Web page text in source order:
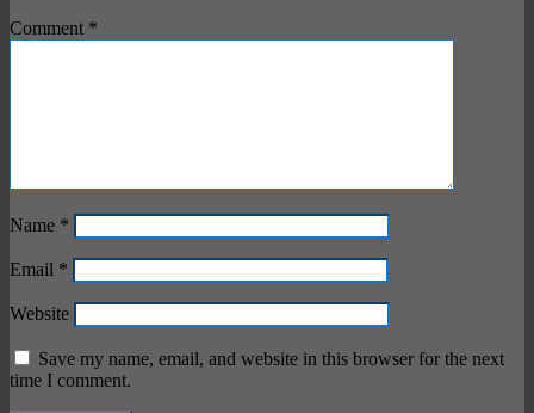
Comment *
Name *
Email *
Website
Save my name, email, and website in this browser for the next
time I comment.